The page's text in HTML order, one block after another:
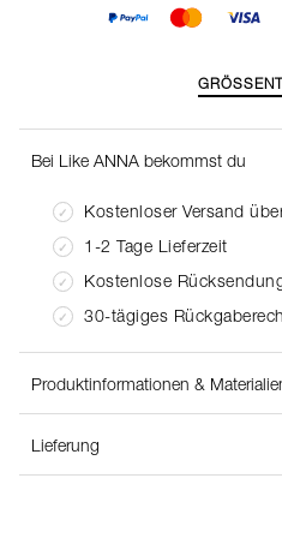
Bei Like ANNA bekommst du
Kostenloser Versand
1-2 Tage Lieferzeit
Kostenlose
30-tägiges
Produktinformationen &
Stilnummer:
Materialzusammensetzung:
Lieferung